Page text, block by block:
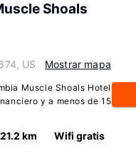
Shoals
US Mostrar mapa
Muscle Shoals Hotel
y a menos de 15
21.2 km Wifi gratis